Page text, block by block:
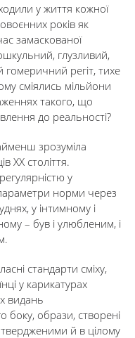
у життя кожної
років як
замаскованої
глузливий,
гомеричний регіт, тихе
сміялись мільйони
такого, що
до реальності?
зрозуміла
ХХ століття.
у
норми через
у інтимному і
– був і улюбленим, і
стандарти сміху,
у карикатурах
видань
боку, образи, створені
й в цілому